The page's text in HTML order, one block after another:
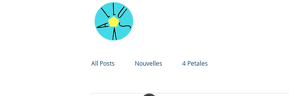
All Posts Nouvelles 4 Petales